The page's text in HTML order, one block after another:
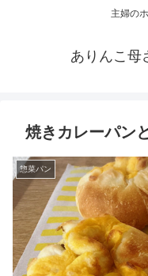
主婦の
ありんこ母
焼きカレーパン
惣菜パン